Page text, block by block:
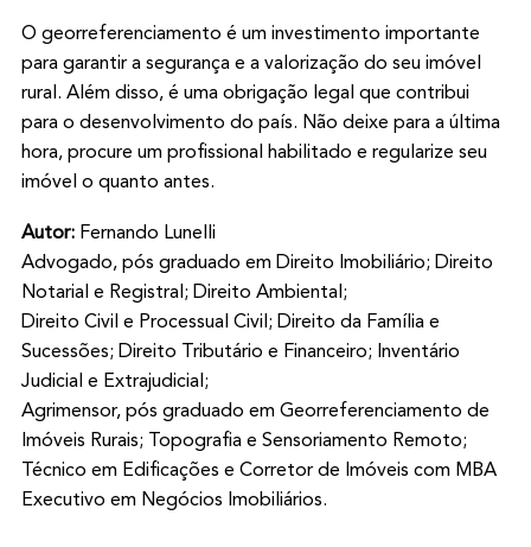
O georreferenciamento é um investimento importante
para garantir a segurança e a valorização do seu imóvel
rural. Além disso, é uma obrigação legal que contribui
para o desenvolvimento do país. Não deixe para a última
hora, procure um profissional habilitado e regularize seu
imóvel o quanto antes.
Autor:Fernando Lunelli
Advogado, pós graduado em Direito Imobiliário; Direito
Notarial e Registral; Direito Ambiental;
Direito Civil e Processual Civil; Direito da Família e
Sucessões; Direito Tributário e Financeiro; Inventário
Judicial e Extrajudicial;
Agrimensor, pós graduado em Georreferenciamento de
Imóveis Rurais; Topografia e Sensoriamento Remoto;
Técnico em Edificações e Corretor de Imóveis com MBA
Executivo em Negócios Imobiliários.